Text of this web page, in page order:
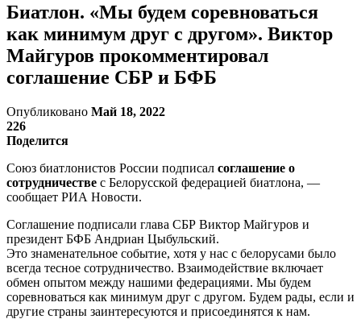
Биатлон. «Мы будем соревноваться
как минимум друг с другом». Виктор
Майгуров прокомментировал
соглашение СБР и БФБ
Опубликовано Май 18, 2022
226
Поделится
Союз биатлонистов России подписал соглашение о
сотрудничестве с Белорусской федерацией биатлона, —
сообщает РИА Новости.
Соглашение подписали глава СБР Виктор Майгуров и
президент БФБ Андриан Цыбульский.
Это знаменательное событие, хотя у нас с белорусами было
всегда тесное сотрудничество. Взаимодействие включает
обмен опытом между нашими федерациями. Мы будем
соревноваться как минимум друг с другом. Будем рады, если и
другие страны заинтересуются и присоединятся к нам.